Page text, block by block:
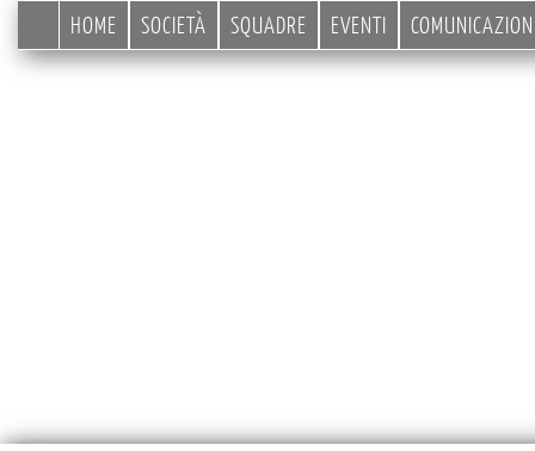
HOME SOCIETÀ SQUADRE EVENTI